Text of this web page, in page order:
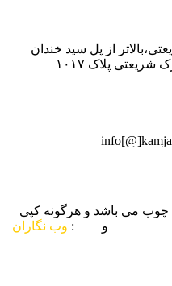
از پل سید خندان
پلاک ۱۰۱۷
می باشد و هرگونه کپی
و : وب نگاران